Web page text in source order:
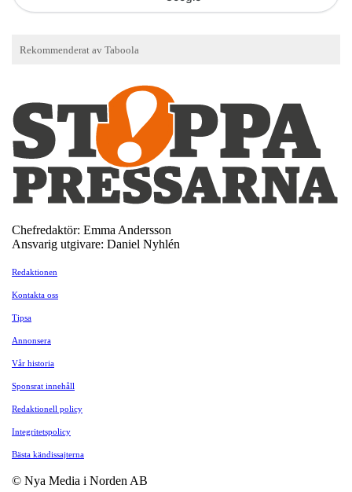
Chefredaktör: Emma Andersson
Ansvarig utgivare: Daniel Nyhlén
Redaktionen
Kontakta oss
Tipsa
Annonsera
Vår historia
Sponsrat innehåll
Redaktionell policy
Integritetspolicy
Bästa kändissajterna
© Nya Media i Norden AB